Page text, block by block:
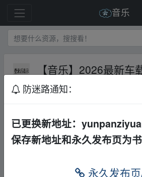
音乐
【音乐】2026最新车
包合集
我用夸克网盘给你分享了「
视」，点击链接或复制整段
防迷路通知：
已更换新地址：
保存新地址和永久发布页为书
永久发布